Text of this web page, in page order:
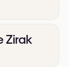
Zirak